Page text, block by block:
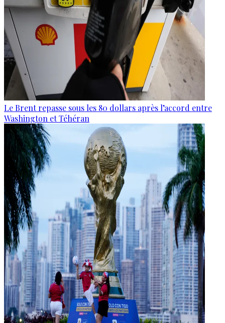
Le Brent repasse sous les 80 dollars après l’accord entre
Washington et Téhéran